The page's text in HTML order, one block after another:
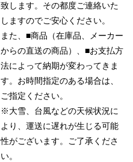
致します。その都度ご連絡いた
しますのでご安心ください。
また、■商品（在庫品、メーカー
からの直送の商品）、■お支払方
法によって納期が変わってきま
す。お時間指定のある場合は、
ご指定ください。
※大雪、台風などの天候状況に
より、運送に遅れが生じる可能
性がございます。ご了承くださ
い。